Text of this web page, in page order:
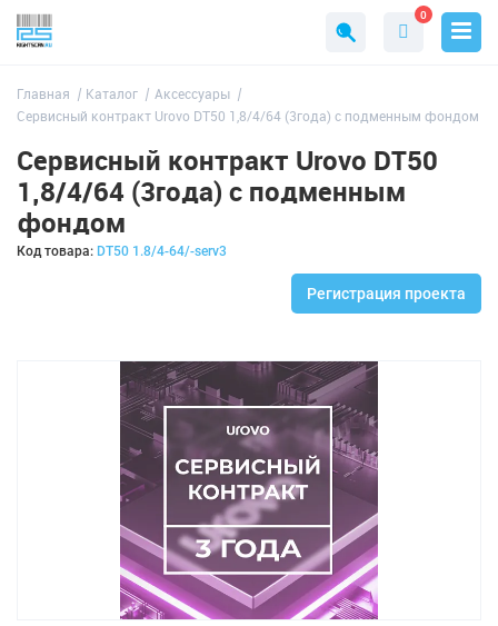
0
Главная Каталог
Аксессуары
Сервисный контракт Urovo DT50 1,8/4/64 (3года) с подменным фондом
Сервисный контракт Urovo DT50
1,8/4/64 (3года) с подменным
фондом
Код товара: DT50 1.8/4-64/-serv3
Регистрация проекта